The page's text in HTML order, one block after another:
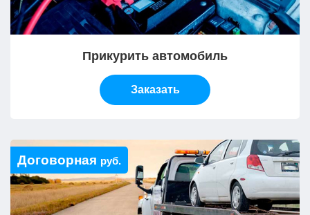
Прикурить автомобиль
Заказать
Договорная руб.